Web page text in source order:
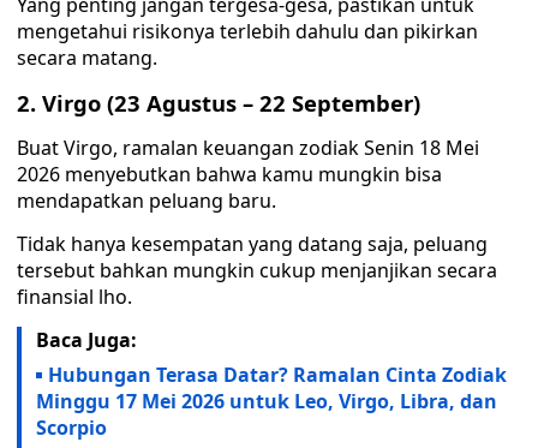
mengetahui risikonya terlebih dahulu dan pikirkan
secara matang.
2. Virgo (23 Agustus – 22 September)
Buat Virgo, ramalan keuangan zodiak Senin 18 Mei
2026 menyebutkan bahwa kamu mungkin bisa
mendapatkan peluang baru.
Tidak hanya kesempatan yang datang saja, peluang
tersebut bahkan mungkin cukup menjanjikan secara
finansial lho.
Baca Juga:
Hubungan Terasa Datar? Ramalan Cinta Zodiak
Minggu 17 Mei 2026 untuk Leo, Virgo, Libra, dan
Scorpio